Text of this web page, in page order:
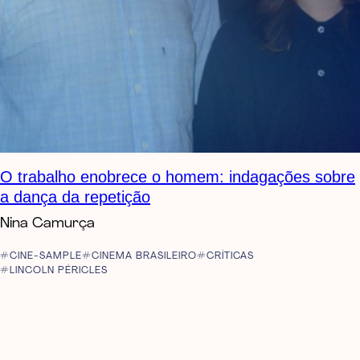
O trabalho enobrece o homem: indagações sobre
a dança da repetição
Nina Camurça
CINE-SAMPLE CINEMA BRASILEIRO
CRÍTICAS
LINCOLN PÉRICLES